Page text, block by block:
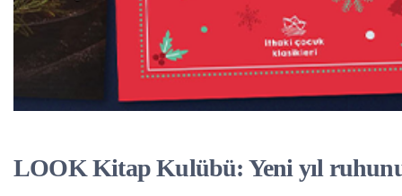
LOOK Kitap Kulübü: Yeni yıl